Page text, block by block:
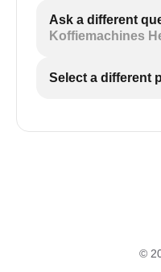
Ask a different
Koffiemachines
Select a different
©